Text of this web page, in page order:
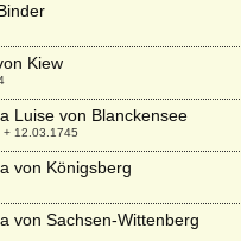
Kiew
Luise von Blanckensee
12.03.1745
von Königsberg
von Sachsen-Wittenberg